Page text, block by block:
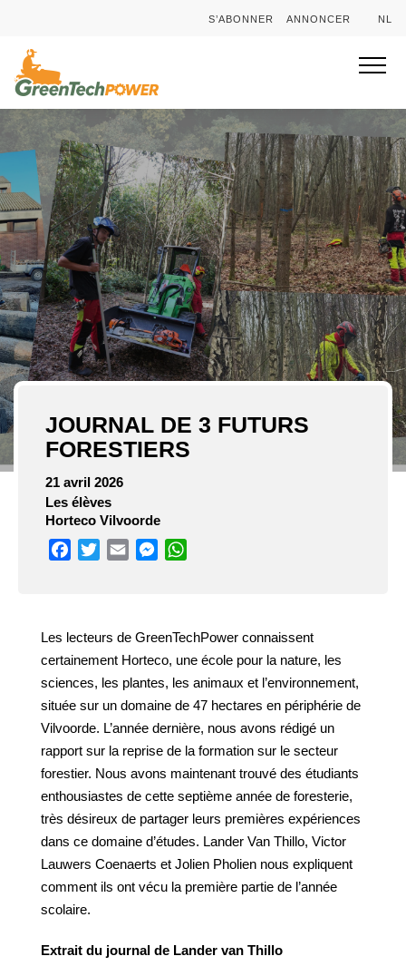
S’ABONNER ANNONCER NL
JOURNAL DE 3 FUTURS
FORESTIERS
21 avril 2026
Les élèves
Horteco Vilvoorde
Facebook
TwitterEmail Messenger
Les lecteurs de GreenTechPower connaissent
certainement Horteco, une école pour la nature, les
sciences, les plantes, les animaux et l’environnement,
située sur un domaine de 47 hectares en périphérie de
Vilvoorde. L’année dernière, nous avons rédigé un
rapport sur la reprise de la formation sur le secteur
forestier. Nous avons maintenant trouvé des étudiants
enthousiastes de cette septième année de foresterie,
très désireux de partager leurs premières expériences
dans ce domaine d’études. Lander Van Thillo, Victor
Lauwers Coenaerts et Jolien Pholien nous expliquent
comment ils ont vécu la première partie de l’année
scolaire.
Extrait du journal de Lander van Thillo